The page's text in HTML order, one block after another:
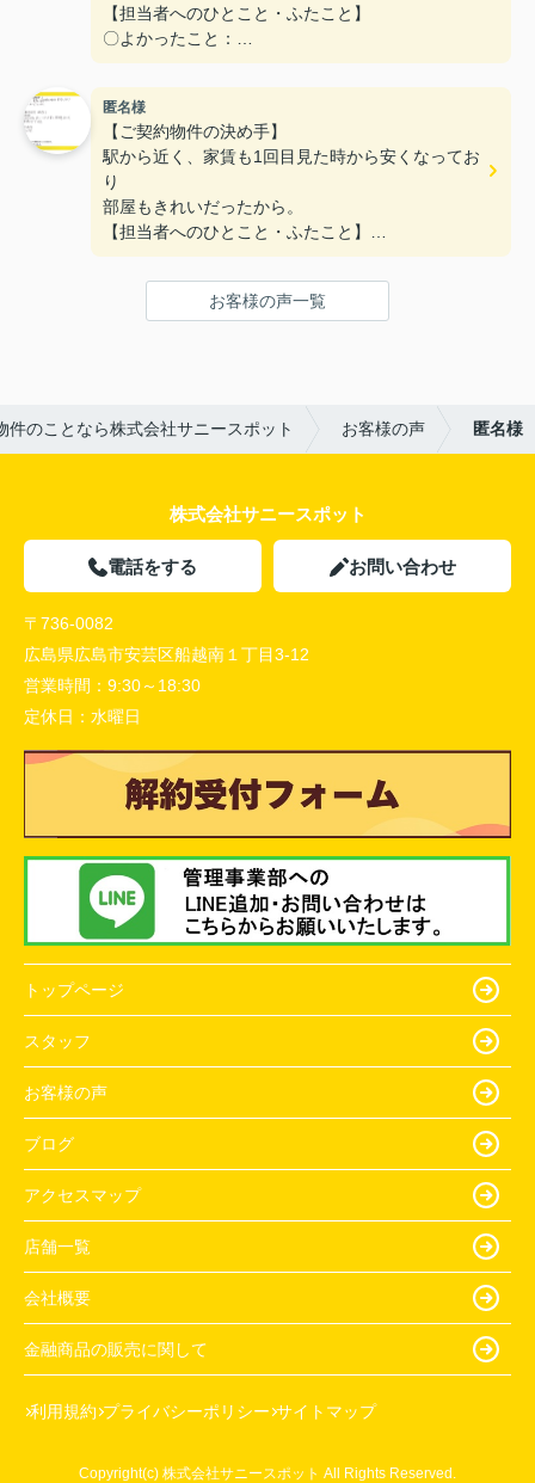
【担当者へのひとこと・ふたこと】
〇よかったこと：
対応がとてもやわらかく、不なれな私たちにとって
とても安心できた。
〇悪かったこと：
とくになし！
匿名様
【ご契約物件の決め手】
駅から近く、家賃も1回目見た時から安くなってお
り
部屋もきれいだったから。
【担当者へのひとこと・ふたこと】
〇よかったこと：
何も分からない私達に一から丁寧に説明をしていた
だき、ありがとうございます。
お客様の声一覧
のことなら株式会社サニースポット お客様の声 匿名様
株式会社サニースポット
電話をする お問い合わせ
〒736-0082
広島県広島市安芸区船越南１丁目3-12
営業時間： 9:30～18:30
定休日： 水曜日
トップページ
スタッフ
お客様の声
ブログ
アクセスマップ
店舗一覧
会社概要
金融商品の販売に関して
利用規約 プライバシーポリシー サイトマップ
Copyright(c) 株式会社サニースポット All Rights Reserved.